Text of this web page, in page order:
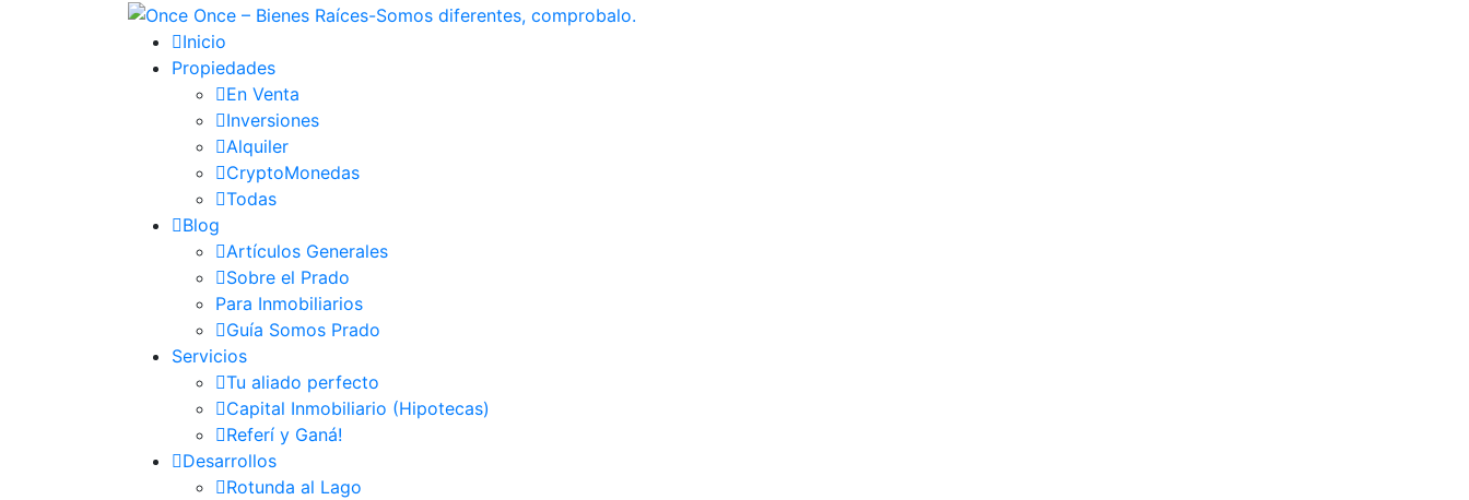
Inicio
Propiedades
En Venta
Inversiones
Alquiler
CryptoMonedas
Todas
Blog
Artículos Generales
Sobre el Prado
Para Inmobiliarios
Guía Somos Prado
Servicios
Tu aliado perfecto
Capital Inmobiliario (Hipotecas)
Referí y Ganá!
Desarrollos
Rotunda al Lago